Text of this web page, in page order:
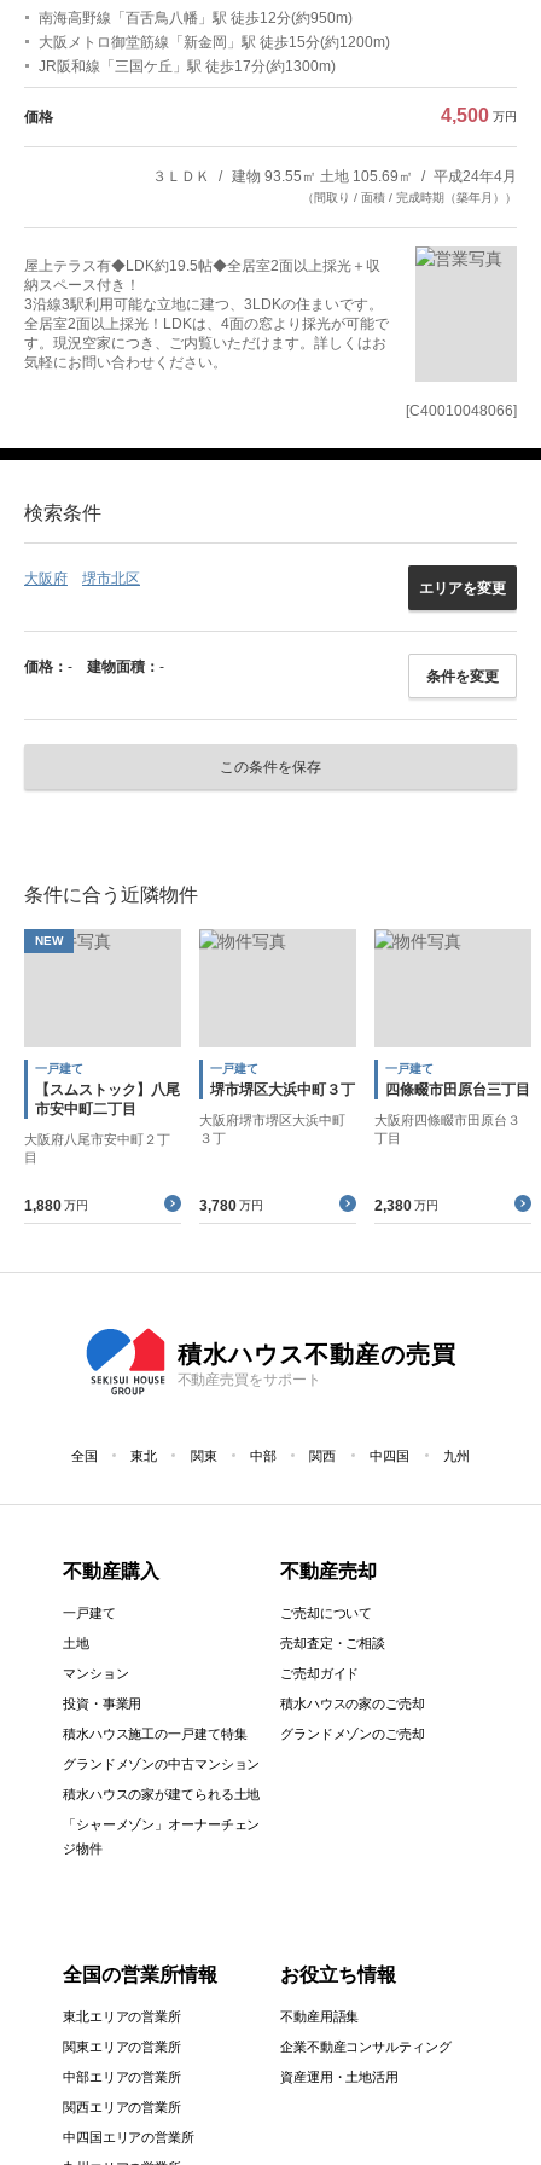
[C40010048066]
南海高野線「百舌鳥八幡」駅 徒歩12分(約950m)
大阪メトロ御堂筋線「新金岡」駅 徒歩15分(約1200m)
JR阪和線「三国ケ丘」駅 徒歩17分(約1300m)
価格 4,500 万円
３ＬＤＫ 建物 93.55㎡ 土地 105.69㎡ 平成24年4月
（間取り / 面積 / 完成時期（築年月））
屋上テラス有◆LDK約19.5帖◆全居室2面以上採光＋収
納スペース付き！
3沿線3駅利用可能な立地に建つ、3LDKの住まいです。
全居室2面以上採光！LDKは、4面の窓より採光が可能で
す。現況空家につき、ご内覧いただけます。詳しくはお
気軽にお問い合わせください。
検索条件
大阪府 堺市北区
エリアを変更
価格： - 建物面積： -
条件を変更
この条件を保存
条件に合う近隣物件
NEW
一戸建て
【スムストック】八尾
市安中町二丁目
大阪府八尾市安中町２丁
目
1,880 万円
一戸建て
堺市堺区大浜中町３丁
大阪府堺市堺区大浜中町
３丁
3,780 万円
一戸建て
四條畷市田原台三丁目
大阪府四條畷市田原台３
丁目
2,380 万円
積水ハウス不動産の売買
不動産売買をサポート
全国 東北 関東 中部 関西 中四国 九州
不動産購入
一戸建て
土地
マンション
投資・事業用
積水ハウス施工の一戸建て特集
グランドメゾンの中古マンション
積水ハウスの家が建てられる土地
「シャーメゾン」オーナーチェン
ジ物件
不動産売却
ご売却について
売却査定・ご相談
ご売却ガイド
積水ハウスの家のご売却
グランドメゾンのご売却
全国の営業所情報
東北エリアの営業所
関東エリアの営業所
中部エリアの営業所
関西エリアの営業所
中四国エリアの営業所
お役立ち情報
不動産用語集
企業不動産コンサルティング
資産運用・土地活用